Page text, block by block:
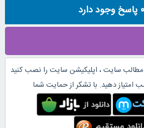
0 پاسخ وجود دارد
سایت ، اپلیکیشن سایت را نصب کنید
امتیاز دهید. با تشکر از حمایت شما